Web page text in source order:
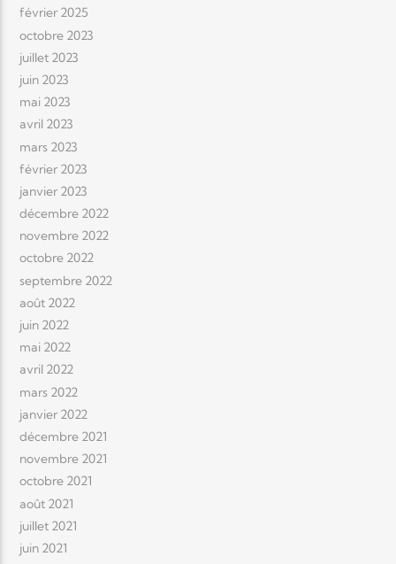
février 2025
octobre 2023
juillet 2023
juin 2023
mai 2023
avril 2023
mars 2023
février 2023
janvier 2023
décembre 2022
novembre 2022
octobre 2022
septembre 2022
août 2022
juin 2022
mai 2022
avril 2022
mars 2022
janvier 2022
décembre 2021
novembre 2021
octobre 2021
août 2021
juillet 2021
juin 2021